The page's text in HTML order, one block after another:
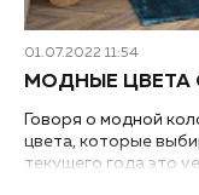
01.07.2022 11:54
МОДНЫЕ ЦВЕТА
Говоря о модной
цвета, которые
текущего года это